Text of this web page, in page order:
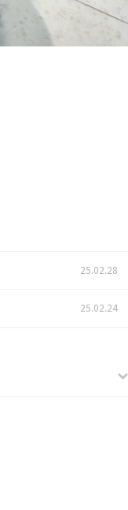
25.02.28
25.02.24